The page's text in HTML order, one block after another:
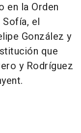
en la Orden
Sofía, el
González y
que
y Rodríguez